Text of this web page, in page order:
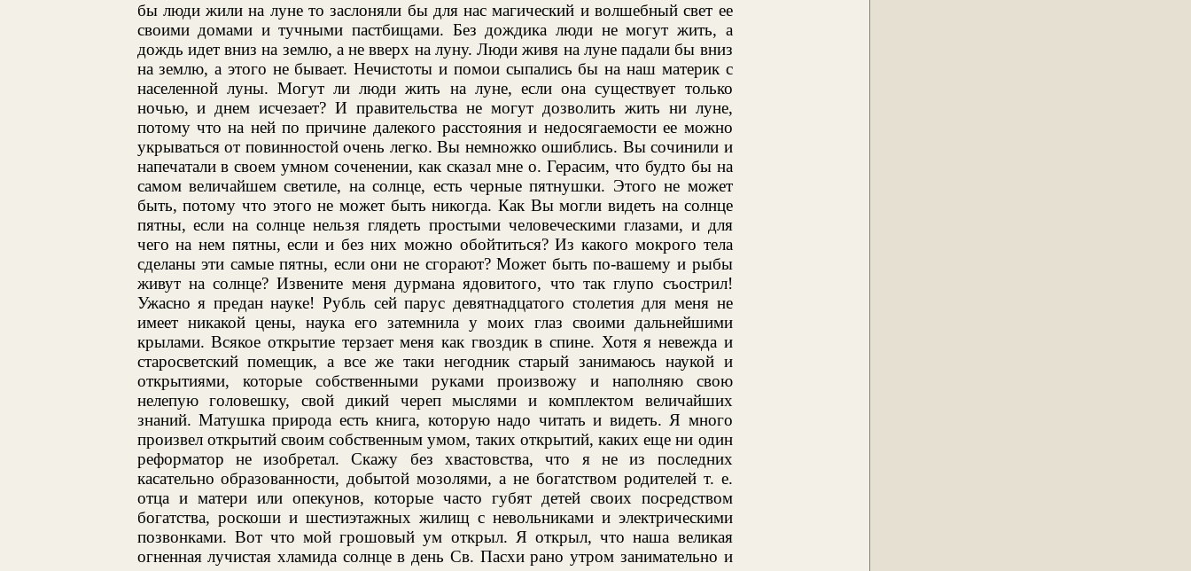
бы люди жили на луне то заслоняли бы для нас магический и волшебный свет ее
своими домами и тучными пастбищами. Без дождика люди не могут жить, а
дождь идет вниз на землю, а не вверх на луну. Люди живя на луне падали бы вниз
на землю, а этого не бывает. Нечистоты и помои сыпались бы на наш материк с
населенной луны. Могут ли люди жить на луне, если она существует только
ночью, и днем исчезает? И правительства не могут дозволить жить ни луне,
потому что на ней по причине далекого расстояния и недосягаемости ее можно
укрываться от повинностой очень легко. Вы немножко ошиблись. Вы сочинили и
напечатали в своем умном соченении, как сказал мне о. Герасим, что будто бы на
самом величайшем светиле, на солнце, есть черные пятнушки. Этого не может
быть, потому что этого не может быть никогда. Как Вы могли видеть на солнце
пятны, если на солнце нельзя глядеть простыми человеческими глазами, и для
чего на нем пятны, если и без них можно обойтиться? Из какого мокрого тела
сделаны эти самые пятны, если они не сгорают? Может быть по-вашему и рыбы
живут на солнце? Извените меня дурмана ядовитого, что так глупо съострил!
Ужасно я предан науке! Рубль сей парус девятнадцатого столетия для меня не
имеет никакой цены, наука его затемнила у моих глаз своими дальнейшими
крылами. Всякое открытие терзает меня как гвоздик в спине. Хотя я невежда и
старосветский помещик, а все же таки негодник старый занимаюсь наукой и
открытиями, которые собственными руками произвожу и наполняю свою
нелепую головешку, свой дикий череп мыслями и комплектом величайших
знаний. Матушка природа есть книга, которую надо читать и видеть. Я много
произвел открытий своим собственным умом, таких открытий, каких еще ни один
реформатор не изобретал. Скажу без хвастовства, что я не из последних
касательно образованности, добытой мозолями, а не богатством родителей т. е.
отца и матери или опекунов, которые часто губят детей своих посредством
богатства, роскоши и шестиэтажных жилищ с невольниками и электрическими
позвонками. Вот что мой грошовый ум открыл. Я открыл, что наша великая
огненная лучистая хламида солнце в день Св. Пасхи рано утром занимательно и